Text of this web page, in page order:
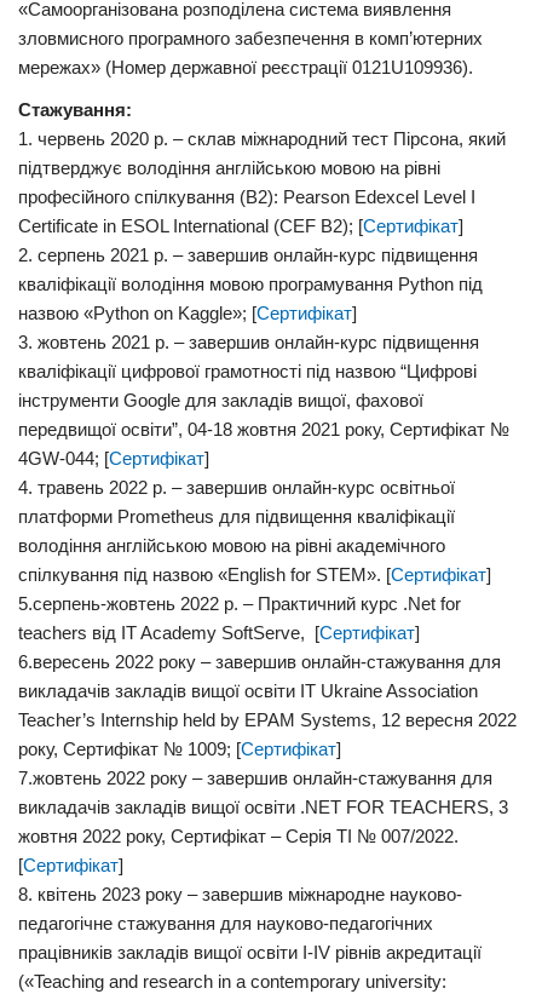
«Самоорганізована розподілена система виявлення
зловмисного програмного забезпечення в комп’ютерних
мережах» (Номер державної реєстрації 0121U109936).
Стажування:
1. червень 2020 р. – склав міжнародний тест Пірсона, який
підтверджує володіння англійською мовою на рівні
професійного спілкування (В2): Pearson Edexcel Level I
Certificate in ESOL International (CEF B2); [Сертифікат]
2. серпень 2021 р. – завершив онлайн-курс підвищення
кваліфікації володіння мовою програмування Python під
назвою «Python on Kaggle»; [Cертифікат]
3. жовтень 2021 р. – завершив онлайн-курс підвищення
кваліфікації цифрової грамотності під назвою “Цифрові
інструменти Google для закладів вищої, фахової
передвищої освіти”, 04-18 жовтня 2021 року, Сертифікат №
4GW-044; [Cертифікат]
4. травень 2022 р. – завершив онлайн-курс освітньої
платформи Prometheus для підвищення кваліфікації
володіння англійською мовою на рівні академічного
спілкування під назвою «English for STEM». [Cертифікат]
5.cерпень-жовтень 2022 р. – Практичний курс .Net for
teachers від IT Academy SoftServe, [Cертифікат]
6.вересень 2022 року – завершив онлайн-стажування для
викладачів закладів вищої освіти IT Ukraine Association
Teacher’s Internship held by EPAM Systems, 12 вересня 2022
року, Сертифікат № 1009; [Сертифікат]
7.жовтень 2022 року – завершив онлайн-стажування для
викладачів закладів вищої освіти .NET FOR TEACHERS, 3
жовтня 2022 року, Сертифікат – Серія ТІ № 007/2022.
[Сертифікат]
8. квітень 2023 року – завершив міжнародне науково-
педагогічне стажування для науково-педагогічних
працівників закладів вищої освіти I-IV рівнів акредитації
(«Teaching and research in a contemporary university: